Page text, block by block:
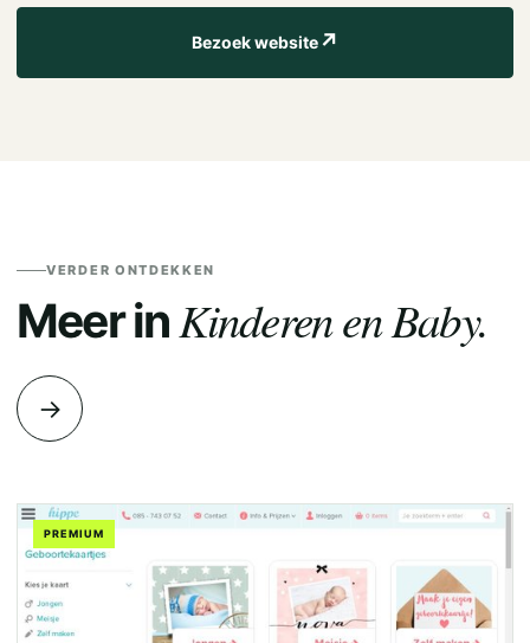
Bezoek website↗
VERDER ONTDEKKEN
Meer inKinderen en Baby.
→
PREMIUM